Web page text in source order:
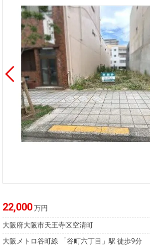
22,000万円
大阪府大阪市天王寺区空清町
大阪メトロ谷町線 「谷町六丁目」駅 徒歩9分